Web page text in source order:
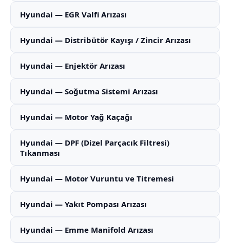
Hyundai — EGR Valfi Arızası
Hyundai — Distribütör Kayışı / Zincir Arızası
Hyundai — Enjektör Arızası
Hyundai — Soğutma Sistemi Arızası
Hyundai — Motor Yağ Kaçağı
Hyundai — DPF (Dizel Parçacık Filtresi)
Tıkanması
Hyundai — Motor Vuruntu ve Titremesi
Hyundai — Yakıt Pompası Arızası
Hyundai — Emme Manifold Arızası